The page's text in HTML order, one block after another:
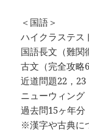
＜国語＞
ハイクラステス
国語長文（難関
古文（完全攻略
近道問題22，23
ニューウィング
過去問15ヶ年分
※漢字や古典に